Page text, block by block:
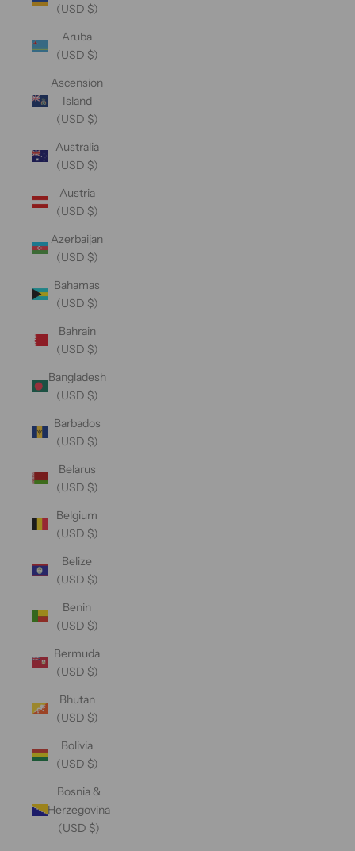
(USD $)
Aruba
(USD $)
Ascension
Island
(USD $)
Australia
(USD $)
Austria
(USD $)
Azerbaijan
(USD $)
Bahamas
(USD $)
Bahrain
(USD $)
Bangladesh
(USD $)
Barbados
(USD $)
Belarus
(USD $)
Belgium
(USD $)
Belize
(USD $)
Benin
(USD $)
Bermuda
(USD $)
Bhutan
(USD $)
Bolivia
(USD $)
Bosnia &
Herzegovina
(USD $)